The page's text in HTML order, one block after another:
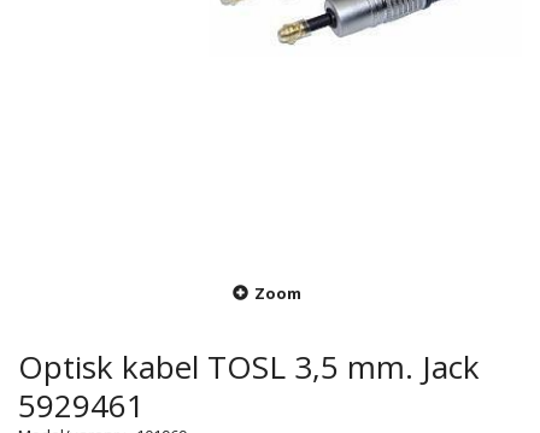
Zoom
Optisk kabel TOSL 3,5 mm. Jack
5929461